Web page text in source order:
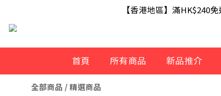
【滿額即送】訂單滿$499
【香港地區】滿HK$240
【滿額即送】訂單滿$499
首頁 所有商品 新品推介
全部商品 /精選商品